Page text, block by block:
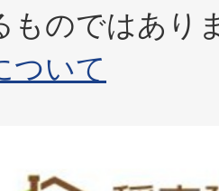
ものではあり
ついて